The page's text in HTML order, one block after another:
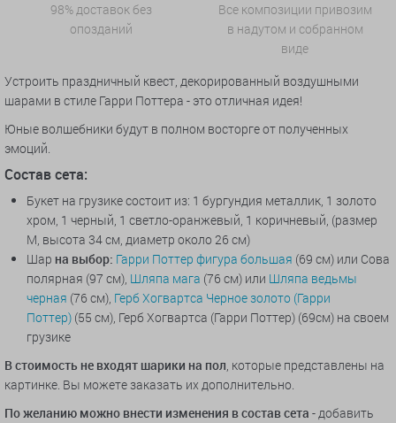
98% доставок без
опозданий
Все композиции привозим
в надутом и собранном
виде
Устроить праздничный квест, декорированный воздушными
шарами в стиле Гарри Поттера - это отличная идея!
Юные волшебники будут в полном восторге от полученных
эмоций.
Составсета:
Букет на грузике состоит из: 1 бургундия металлик, 1 золото
хром, 1 черный, 1 светло-оранжевый, 1 коричневый, (размер
М, высота 34 см, диаметр около 26 см)
Шар на выбор: Гарри Поттер фигура большая (69 см) или Сова
полярная (97 см), Шляпа мага (76 см) или Шляпа ведьмы
черная (76 см), Герб Хогвартса Черное золото (Гарри
Поттер) (55 см), Герб Хогвартса (Гарри Поттер) (69см) на своем
грузике
В стоимость не входят шарики на пол, которые представлены на
картинке. Вы можете заказать их дополнительно.
По желанию можно внести изменения в состав сета - добавить